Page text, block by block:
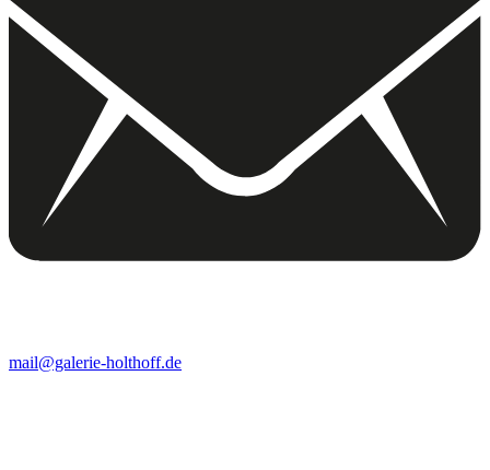
mail@galerie-holthoff.de